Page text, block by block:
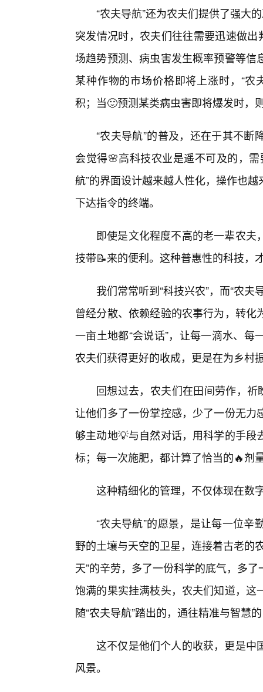
“农夫导航”还为农夫们提供了强大
突发情况时，农夫们往往需要迅速做
场趋势预测、病虫害发生概率预警等
某种作物的市场价格即将上涨时，“
积；当🙂预测某类病虫害即将爆发时，
“农夫导航”的普及，还在于其不
会觉得🌸高科技农业是遥不可及的，
航”的界面设计越来越人性化，操作也
下达指令的终端。
即使是文化程度不高的老一辈农
技带📝来的便利。这种普惠性的科技，
我们常常听到“科技兴农”，而“农
曾经分散、依赖经验的农事行为，转
一亩土地都“会说话”，让每一滴水、
农夫们获得更好的收成，更是在为乡村
回想过去，农夫们在田间劳作，祈
让他们多了一份掌控感，少了一份无
够主动地💡与自然对话，用科学的手
标；每一次施肥，都计算了恰当的🔥剂
这种精细化的管理，不仅体现在数
“农夫导航”的愿景，是让每一位
野的土壤与天空的卫星，连接着古老的
天”的辛劳，多了一份科学的底气，多
饱满的果实挂满枝头，农夫们知道，
随“农夫导航”踏出的，通往精准与智慧
这不仅是他们个人的收获，更是中
风景。